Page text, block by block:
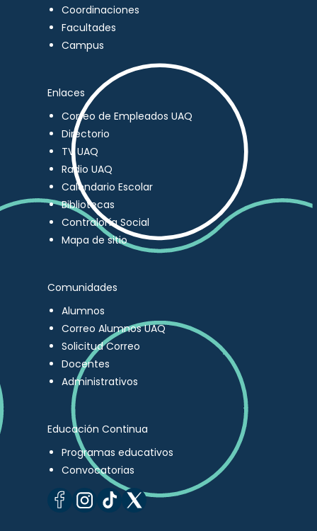
Coordinaciones
Facultades
Campus
Enlaces
Correo de Empleados UAQ
Directorio
TV UAQ
Radio UAQ
Calendario Escolar
Bibliotecas
Contraloría Social
Mapa de sitio
Comunidades
Alumnos
Correo Alumnos UAQ
Solicitud Correo
Docentes
Administrativos
Educación Continua
Programas educativos
Convocatorias